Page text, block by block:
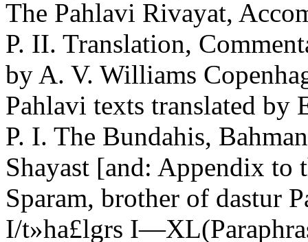
The Pahlavi Rivayat,
P. II. Translation,
by A. V. Williams
Pahlavi texts translated by
P. I. The Bundahis,
Shayast [and: Appendix to
Sparam, brother of dastur
I/t»ha£lgrs